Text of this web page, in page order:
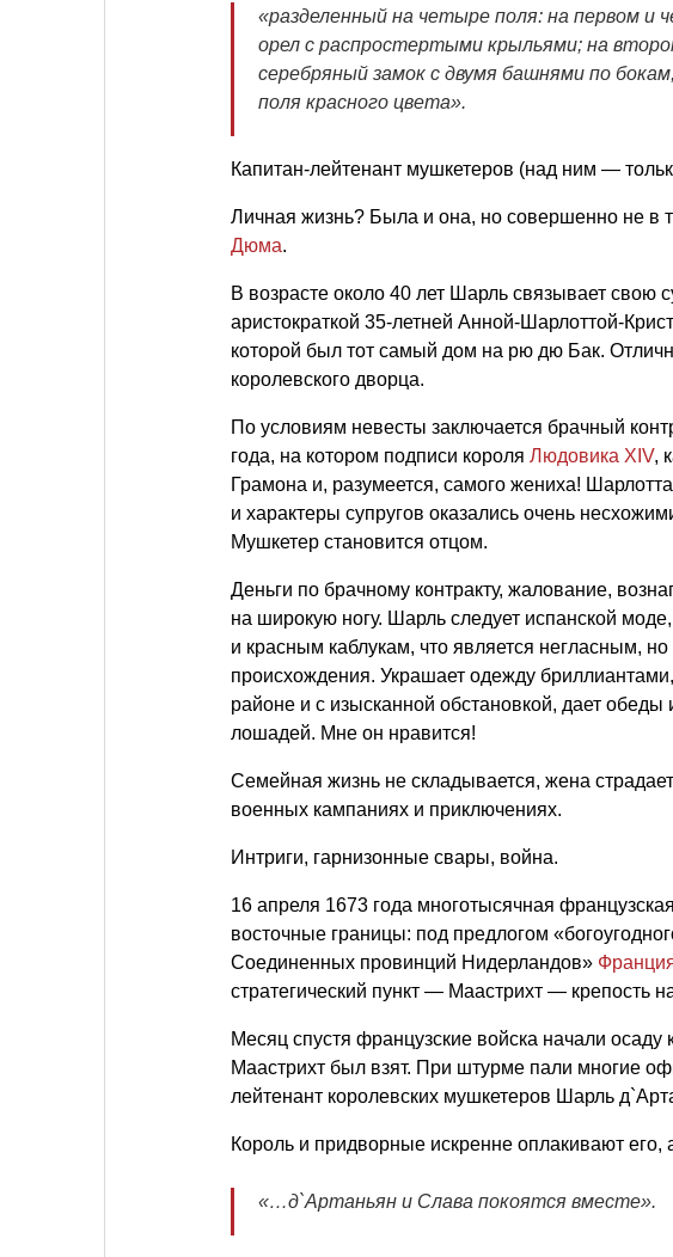
«разделенный на четыре поля: на первом и
орел с распростертыми крыльями; на
серебряный замок с двумя башнями по
поля красного цвета».
Капитан-лейтенант мушкетеров (над ним —
Личная жизнь? Была и она, но совершенно не в
Дюма.
В возрасте около 40 лет Шарль связывает свою
аристократкой 35-летней Анной-Шарлоттой-
которой был тот самый дом на рю дю Бак.
королевского дворца.
По условиям невесты заключается брачный
года, на котором подписи короля Людовика XIV,
Грамона и, разумеется, самого жениха!
и характеры супругов оказались очень
Мушкетер становится отцом.
Деньги по брачному контракту, жалование,
на широкую ногу. Шарль следует испанской
и красным каблукам, что является негласным,
происхождения. Украшает одежду
районе и с изысканной обстановкой, дает обеды
лошадей. Мне он нравится!
Семейная жизнь не складывается, жена
военных кампаниях и приключениях.
Интриги, гарнизонные свары, война.
16 апреля 1673 года многотысячная
восточные границы: под предлогом
Соединенных провинций Нидерландов»
стратегический пункт — Маастрихт — крепость
Месяц спустя французские войска начали
Маастрихт был взят. При штурме пали многие
лейтенант королевских мушкетеров Шарль
Король и придворные искренне оплакивают
«…д`Артаньян и Слава покоятся вместе».